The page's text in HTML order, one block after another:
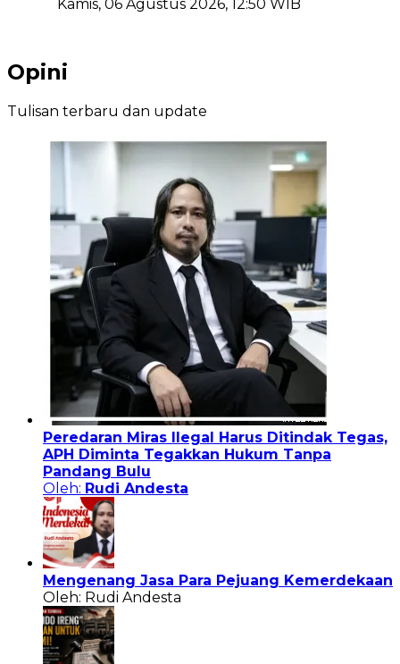
Kamis, 06 Agustus 2026, 12:50 WIB
Opini
Tulisan terbaru dan update
Peredaran Miras Ilegal Harus Ditindak Tegas,
APH Diminta Tegakkan Hukum Tanpa
Pandang Bulu
Oleh: Rudi Andesta
Mengenang Jasa Para Pejuang Kemerdekaan
Oleh: Rudi Andesta